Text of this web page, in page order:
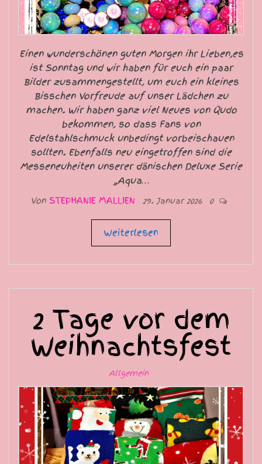
Einen wunderschönen guten Morgen ihr Lieben,es
ist Sonntag und wir haben für euch ein paar
Bilder zusammengestellt, um euch ein kleines
Bisschen Vorfreude auf unser Lädchen zu
machen. Wir haben ganz viel Neues von Qudo
bekommen, so dass Fans von
Edelstahlschmuck unbedingt vorbeischauen
sollten. Ebenfalls neu eingetroffen sind die
Messeneuheiten unserer dänischen Deluxe Serie
„Aqua…
Von STEPHANIE MALLIEN 29. Januar 2026 0
Weiterlesen
2 Tage vor dem
Weihnachtsfest
Allgemein